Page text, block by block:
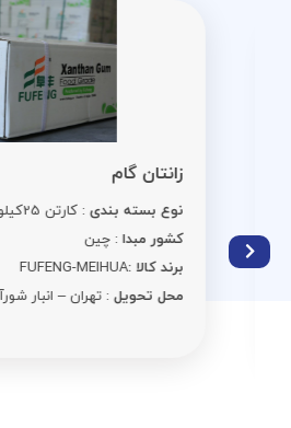
زانتان گام
نوع بسته بندی: کارتن 25کیلوگرمی
کشور مبدا: چین
برند کالا :FUFENG-MEIHUA
محل تحویل: تهران – انبار شورآباد